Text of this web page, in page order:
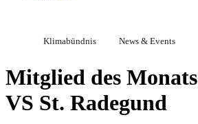
Klimabündnis News & Events
Mitglied des Monats
VS St. Radegund